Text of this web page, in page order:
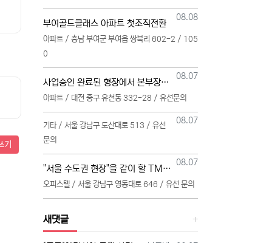
기
등록일
08.08
부여골드클래스 아파트 첫조직전환
아파트 / 충남 부여군 부여읍 쌍북리 602-2 / 105
0
등록일
08.07
사업승인 완료된 형장에서 본부장님 모십니다
아파트 / 대전 중구 유천동 332-28 / 유선문의
등록일
08.07
기타 / 서울 강남구 도산대로 513 / 유선
문의
등록일
08.07
"서울 수도권 현장"을 같이 할 TM 단독 단일 영업본부 팀 선착순 모집
오피스텔 / 서울 강남구 영동대로 646 / 유선 문의
새댓글